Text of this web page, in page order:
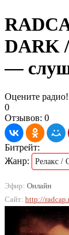
DARK
—
Оцените
0
Отзывов: 0
Битрейт:
Жанр:
Релакс /
Эфир: Онлайн
Сайт: http://